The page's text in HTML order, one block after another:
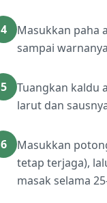
4
Masukkan paha
sampai
5
Tuangkan kaldu
larut dan
6
Masukkan
tetap terjaga),
masak selama